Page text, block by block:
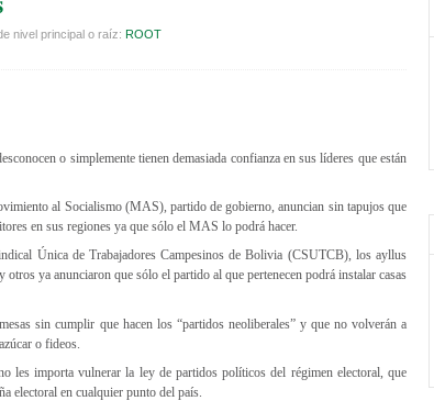
nivel principal o raíz: ROOT
o simplemente tienen demasiada confianza en sus líderes que están
al Socialismo (MAS), partido de gobierno, anuncian sin tapujos que
en sus regiones ya que sólo el MAS lo podrá hacer.
Única de Trabajadores Campesinos de Bolivia (CSUTCB), los ayllus
ya anunciaron que sólo el partido al que pertenecen podrá instalar casas
sin cumplir que hacen los “partidos neoliberales” y que no volverán a
o fideos.
les importa vulnerar la ley de partidos políticos del régimen electoral, que
electoral en cualquier punto del país.